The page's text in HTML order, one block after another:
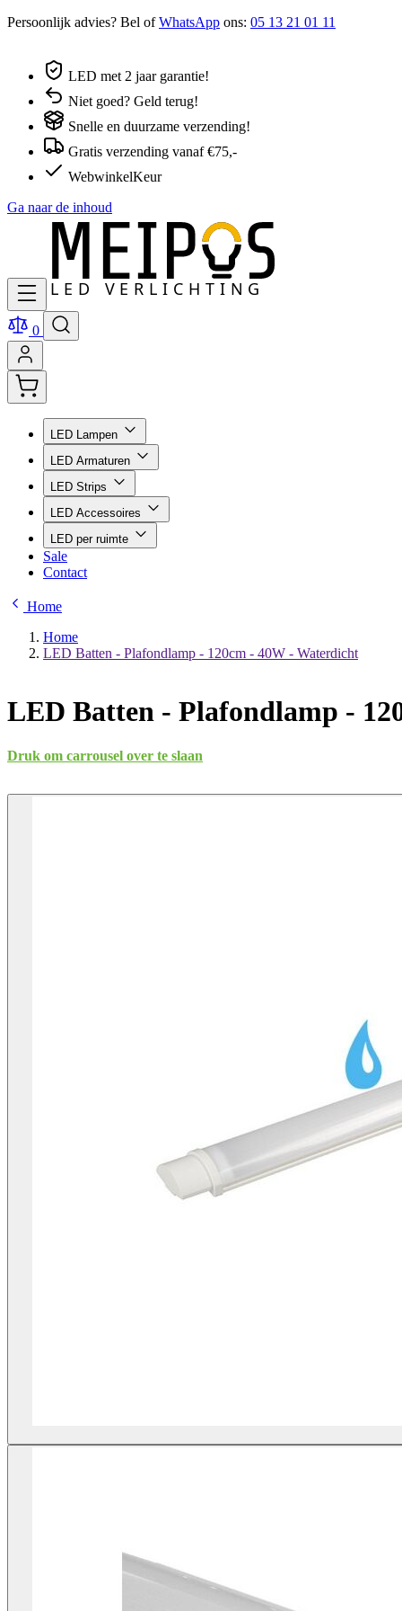
Persoonlijk advies? Bel ofWhatsApp ons: 05 13 21 01 11
LED met 2 jaar garantie!
Niet goed? Geld terug!
Snelle en duurzame verzending!
Gratis verzending vanaf €75,-
WebwinkelKeur
Ga naar de inhoud
0
LED Lampen
LED Armaturen
LED Strips
LED Accessoires
LED per ruimte
Sale
Contact
Home
Home
LED Batten - Plafondlamp - 120cm - 40W - Waterdicht
LED Batten - Plafondlamp -
Druk om carrousel over te slaan